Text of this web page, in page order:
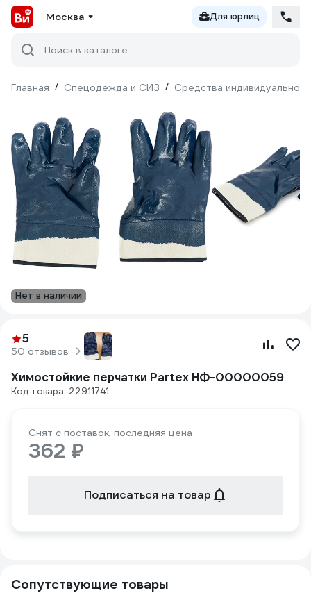
Москва Для юрлиц
Поиск в каталоге
Главная / Спецодежда и СИЗ / Средства индивидуальной
Нет в наличии
5
50 отзывов
Химостойкие перчатки Partex НФ-00000059
Код товара: 22911741
Снят с поставок, последняя цена
362 ₽
Подписаться на товар
Сопутствующие товары